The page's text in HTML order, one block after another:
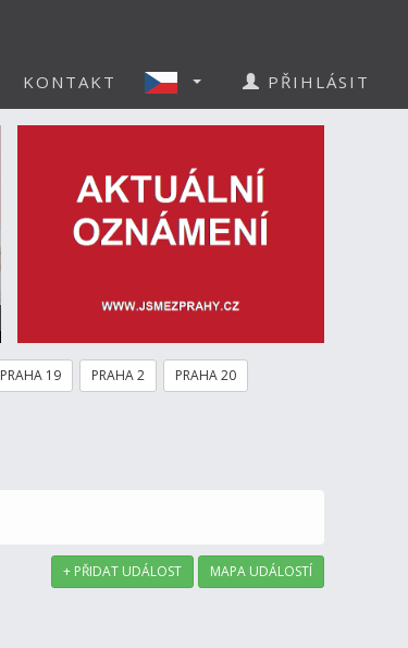
KONTAKT PŘIHLÁSIT
PRAHA 19 PRAHA 2 PRAHA 20
+ PŘIDAT UDÁLOST MAPA UDÁLOSTÍ